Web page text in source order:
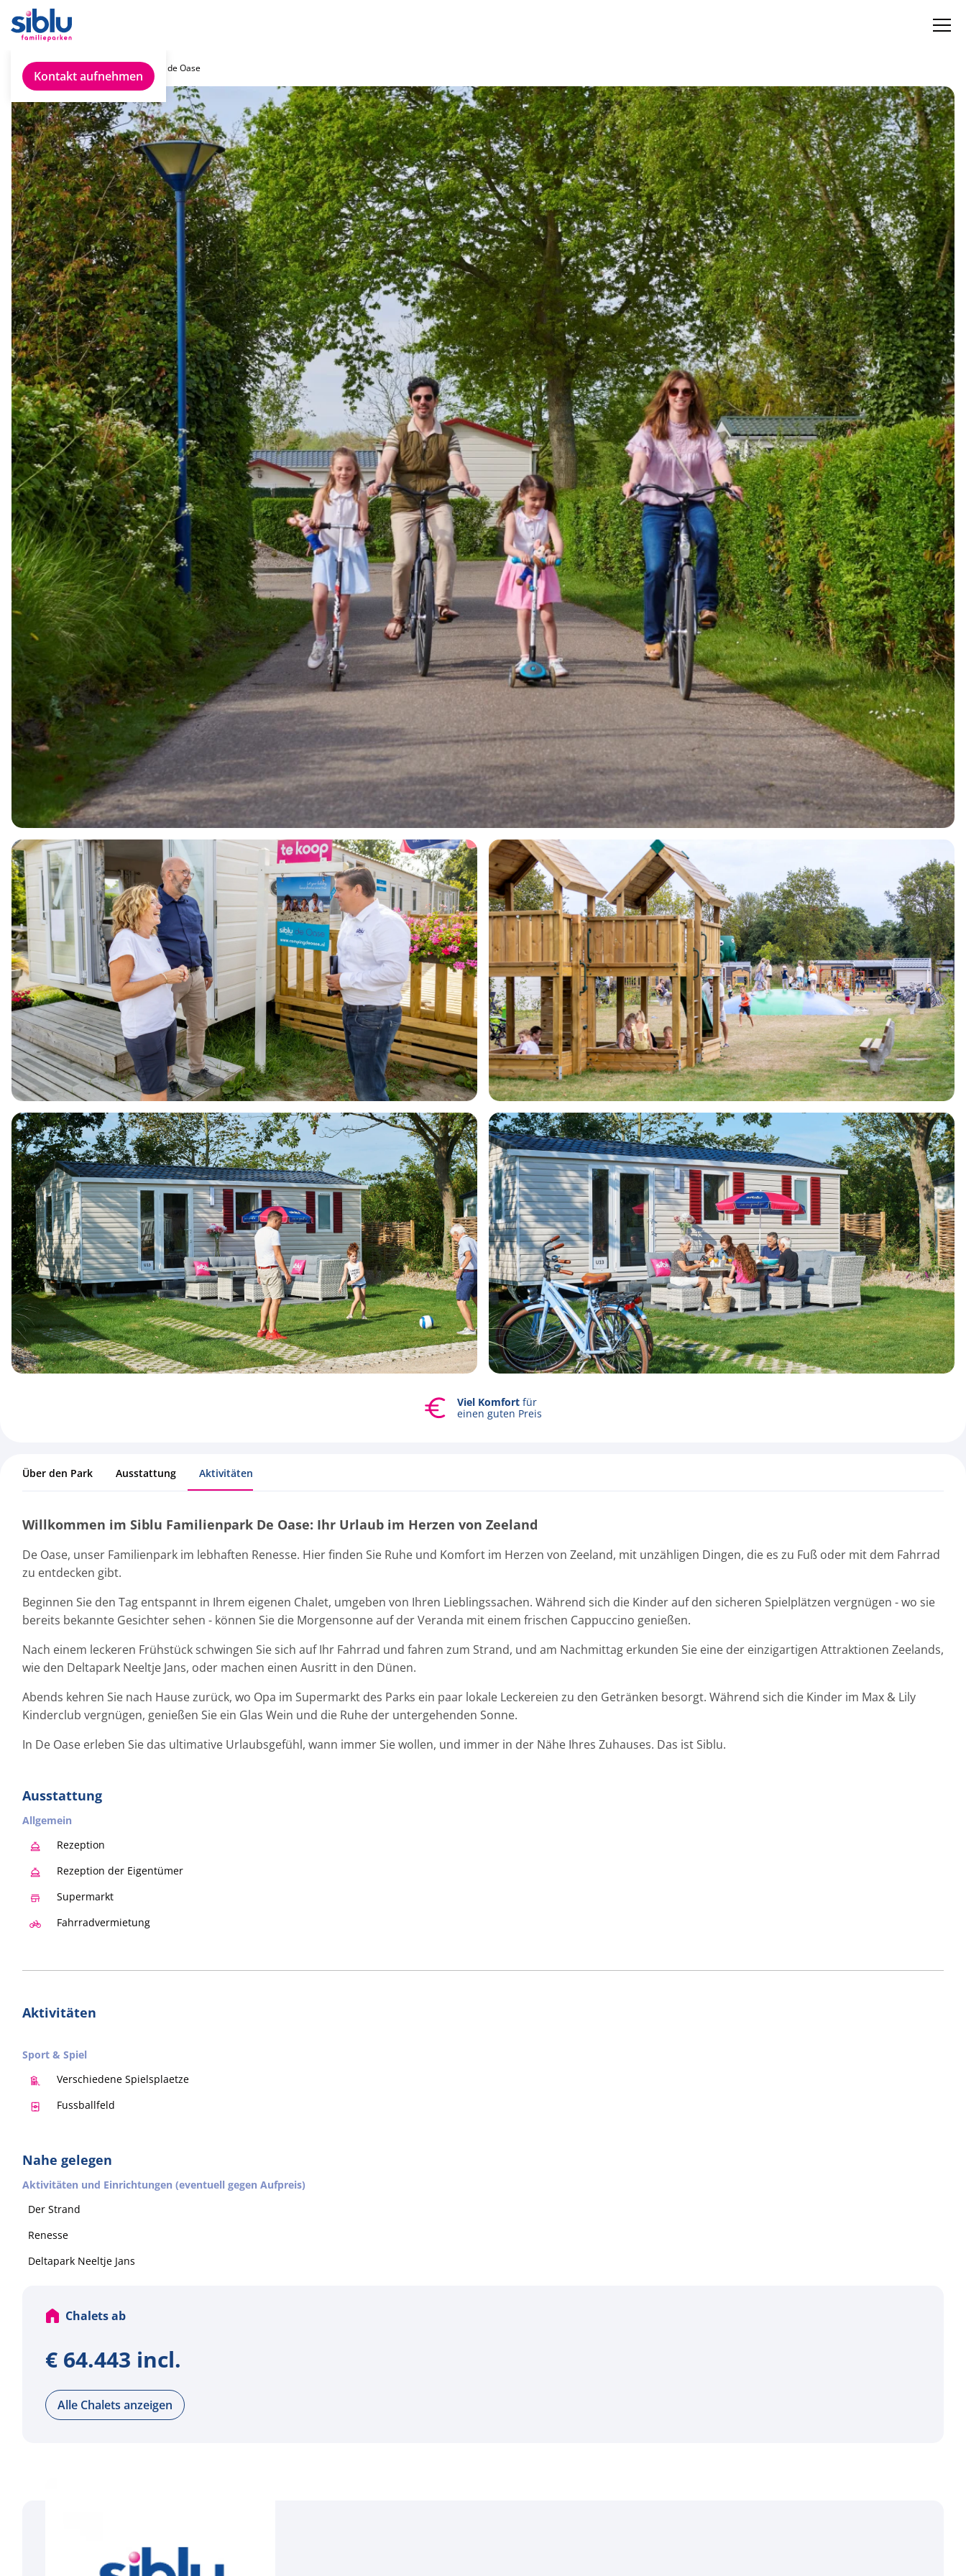
Kontakt aufnehmen
Siblu de Oase
Siblu de Oase
Renesse, Zeeland
Alle Fotos ansehen
für
einen guten Preis
Über den Park Ausstattung Aktivitäten
Willkommen im Siblu Familienpark De Oase: Ihr Urlaub im Herzen von Zeeland
De Oase, unser Familienpark im lebhaften Renesse. Hier finden Sie Ruhe und Komfort im Herzen von Zeeland, mit unzähligen Dingen, die es zu Fuß oder mit dem Fahrrad
zu entdecken gibt.
Beginnen Sie den Tag entspannt in Ihrem eigenen Chalet, umgeben von Ihren Lieblingssachen. Während sich die Kinder auf den sicheren Spielplätzen vergnügen - wo sie
bereits bekannte Gesichter sehen - können Sie die Morgensonne auf der Veranda mit einem frischen Cappuccino genießen.
Nach einem leckeren Frühstück schwingen Sie sich auf Ihr Fahrrad und fahren zum Strand, und am Nachmittag erkunden Sie eine der einzigartigen Attraktionen Zeelands,
wie den Deltapark Neeltje Jans, oder machen einen Ausritt in den Dünen.
Abends kehren Sie nach Hause zurück, wo Opa im Supermarkt des Parks ein paar lokale Leckereien zu den Getränken besorgt. Während sich die Kinder im Max & Lily
Kinderclub vergnügen, genießen Sie ein Glas Wein und die Ruhe der untergehenden Sonne.
In De Oase erleben Sie das ultimative Urlaubsgefühl, wann immer Sie wollen, und immer in der Nähe Ihres Zuhauses. Das ist Siblu.
Ausstattung
Allgemein
Rezeption
Rezeption der Eigentümer
Supermarkt
Fahrradvermietung
Aktivitäten
Sport & Spiel
Verschiedene Spielsplaetze
Fussballfeld
Nahe gelegen
Aktivitäten und Einrichtungen (eventuell gegen Aufpreis)
Der Strand
Renesse
Deltapark Neeltje Jans
Chalets ab
€ 64.443 incl.
Alle Chalets anzeigen